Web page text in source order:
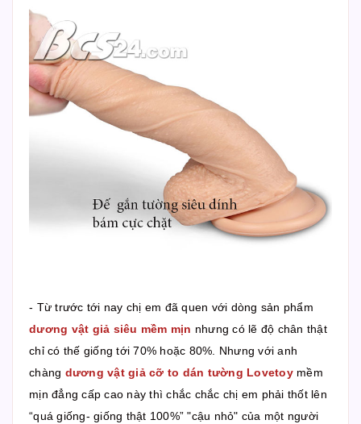
- Từ trước tới nay chị em đã quen với dòng sản phẩm
dương vật giả siêu mềm mịn nhưng có lẽ độ chân thật
chỉ có thế giống tới 70% hoặc 80%. Nhưng với anh
chàng dương vật giả cỡ to dán tường Lovetoymềm
mịn đẳng cấp cao này thì chắc chắc chị em phải thốt lên
“quá giống- giống thật 100%” "cậu nhỏ" của một người